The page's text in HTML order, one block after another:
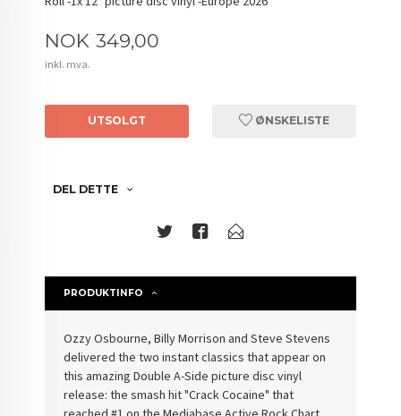
Pris
NOK 349,00
inkl. mva.
UTSOLGT ØNSKELISTE
DEL DETTE
PRODUKTINFO
Ozzy Osbourne, Billy Morrison and Steve Stevens
delivered the two instant classics that appear on
this amazing Double A-Side picture disc vinyl
release: the smash hit "Crack Cocaine" that